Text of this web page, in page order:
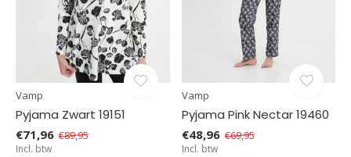
Vamp
Pyjama Zwart 19151
€71,96 €89,95
Incl. btw
Vamp
Pyjama Pink Nectar 19460
€48,96 €69,95
Incl. btw